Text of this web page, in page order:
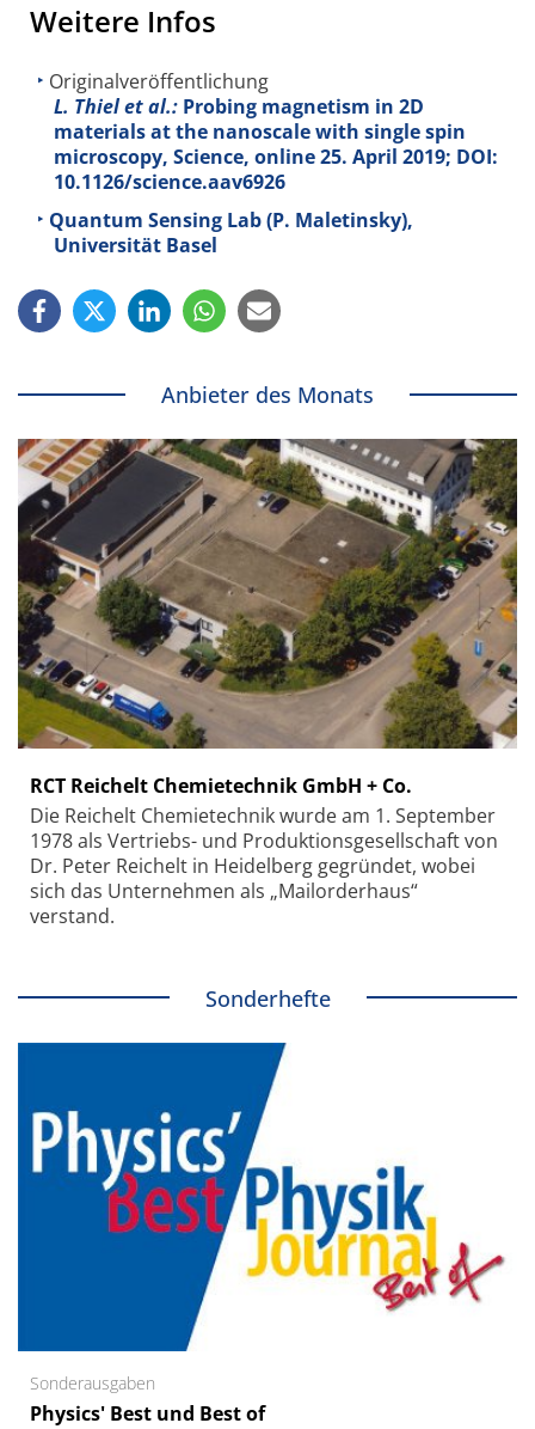
Weitere Infos
Originalveröffentlichung
L. Thiel et al.: Probing magnetism in 2D
materials at the nanoscale with single spin
microscopy, Science, online 25. April 2019; DOI:
10.1126/science.aav6926
Quantum Sensing Lab (P. Maletinsky),
Universität Basel
Anbieter des Monats
RCT Reichelt Chemietechnik GmbH + Co.
Die Reichelt Chemietechnik wurde am 1. September
1978 als Vertriebs- und Produktionsgesellschaft von
Dr. Peter Reichelt in Heidelberg gegründet, wobei
sich das Unternehmen als „Mailorderhaus“
verstand.
Sonderhefte
Sonderausgaben
Physics' Best und Best of